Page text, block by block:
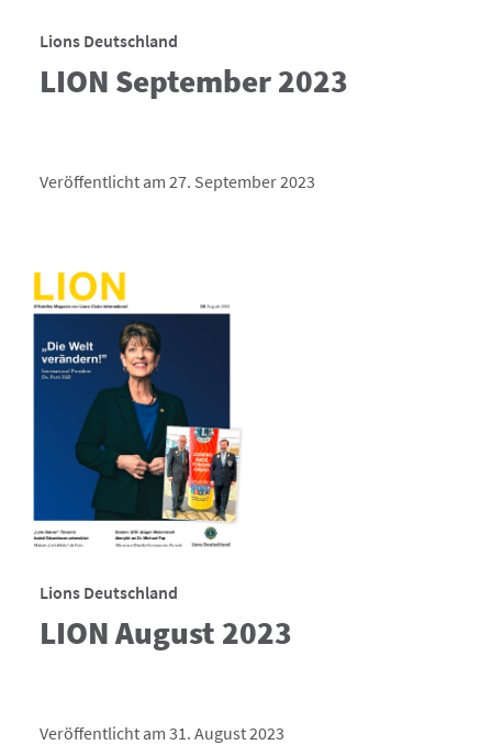
Lions Deutschland
LION September 2023
Veröffentlicht am 27. September 2023
Lions Deutschland
LION August 2023
Veröffentlicht am 31. August 2023